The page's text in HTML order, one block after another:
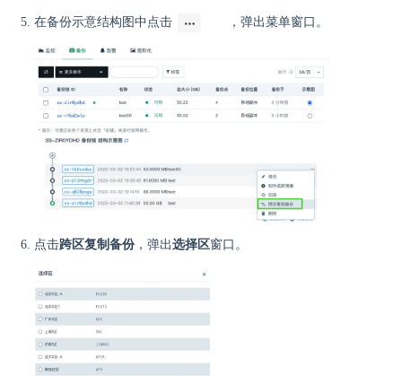
在备份示意结构图中点击 ，弹出菜单窗口。
点击跨区复制备份，弹出选择区窗口。